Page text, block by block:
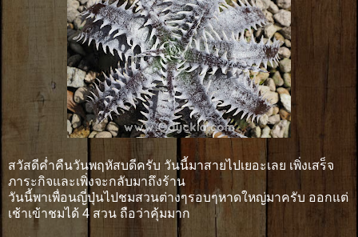
สวัสดีค่ำคืนวันพฤหัสบดีครับ วันนี้มาสายไปเยอะเลย เพิ่งเสร็จ
ภาระกิจและเพิ่งจะกลับมาถึงร้าน
วันนี้พาเพื่อนญี่ปุ่นไปชมสวนต่างๆรอบๆหาดใหญ่มาครับ ออกแต่
เช้าเข้าชมได้ 4 สวน ถือว่าคุ้มมาก